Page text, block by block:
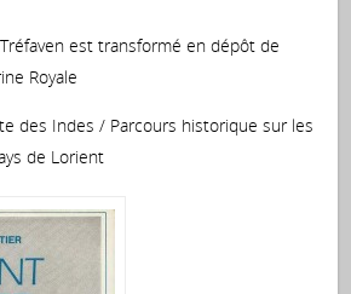
est transformé en dépôt de
Royale
des Indes / Parcours historique sur les
de Lorient